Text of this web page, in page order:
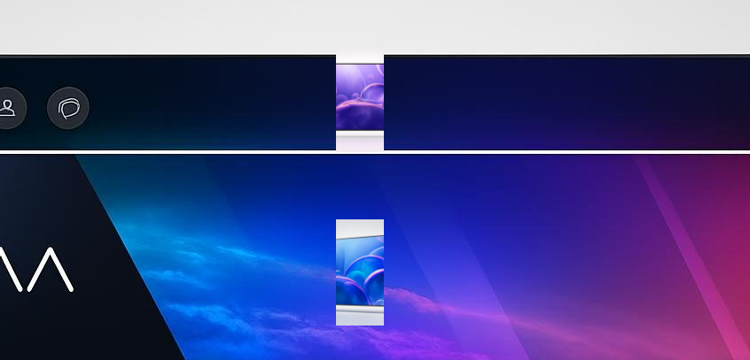
Samsung Crystal UHD 4K 55”
2025 perfetta per il salotto a
prezzo ribassato